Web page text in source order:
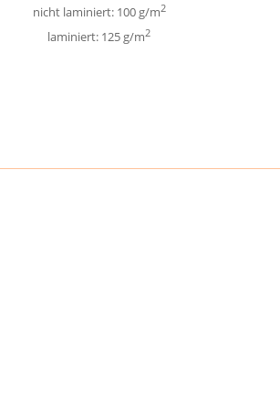
nicht laminiert: 100 g/m2
laminiert: 125 g/m2